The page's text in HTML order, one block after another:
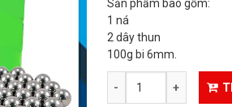
Sản phẩm bao gồm:
1 ná
2 dây thun
100g bi 6mm.